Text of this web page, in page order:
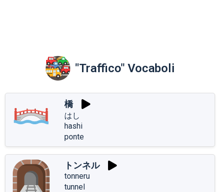
"Traffico" Vocaboli
橋
はし
hashi
ponte
トンネル
tonneru
tunnel